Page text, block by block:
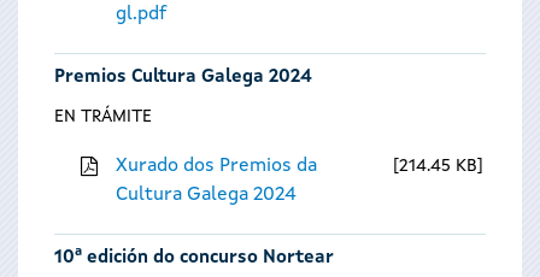
gl.pdf
Premios Cultura Galega 2024
EN TRÁMITE
Xurado dos Premios da
Cultura Galega 2024
214.45 KB
10ª edición do concurso Nortear